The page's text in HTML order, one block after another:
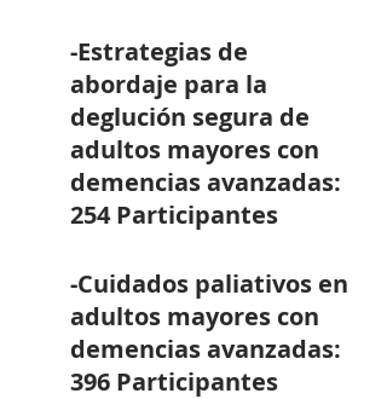
-Estrategias de
abordaje para la
deglución segura de
adultos mayores con
demencias avanzadas:
254 Participantes
-Cuidados paliativos en
adultos mayores con
demencias avanzadas:
396 Participantes